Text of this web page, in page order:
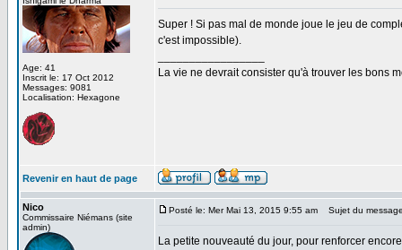
Age: 41
Inscrit le: 17 Oct 2012
Messages: 9081
Localisation: Hexagone
Super ! Si pas mal de monde joue le jeu de
c'est impossible).
La vie ne devrait consister qu'à trouver les bons
Revenir en haut de page
Nico
Commissaire Niémans (site
admin)
Posté le: Mer Mai 13, 2015 9:55 am Sujet du
La petite nouveauté du jour, pour renforcer